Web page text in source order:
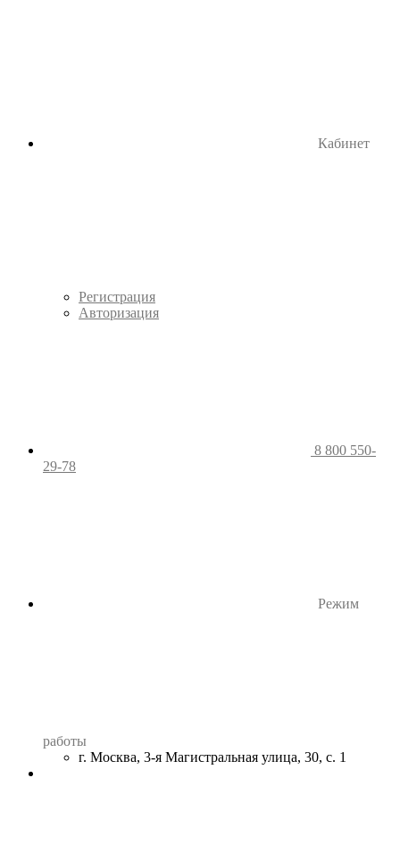
Кабинет
Регистрация
Авторизация
8 800 550-
29-78
Режим
работы
г. Москва, 3-я Магистральная улица, 30, с. 1